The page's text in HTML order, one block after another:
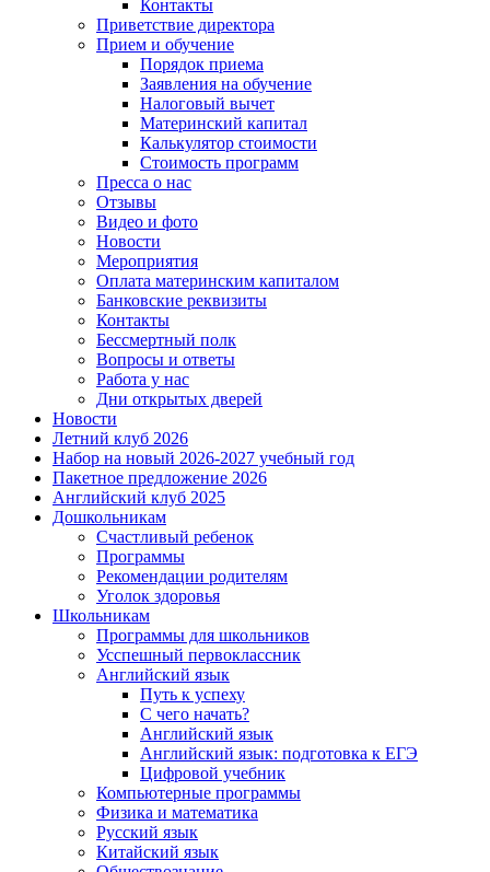
Контакты
Приветствие директора
Прием и обучение
Порядок приема
Заявления на обучение
Налоговый вычет
Материнский капитал
Калькулятор стоимости
Стоимость программ
Пресса о нас
Отзывы
Видео и фото
Новости
Мероприятия
Оплата материнским капиталом
Банковские реквизиты
Контакты
Бессмертный полк
Вопросы и ответы
Работа у нас
Дни открытых дверей
Новости
Летний клуб 2026
Набор на новый 2026-2027 учебный год
Пакетное предложение 2026
Английский клуб 2025
Дошкольникам
Счастливый ребенок
Программы
Рекомендации родителям
Уголок здоровья
Школьникам
Программы для школьников
Усспешный первоклассник
Английский язык
Путь к успеху
С чего начать?
Английский язык
Английский язык: подготовка к ЕГЭ
Цифровой учебник
Компьютерные программы
Физика и математика
Русский язык
Китайский язык